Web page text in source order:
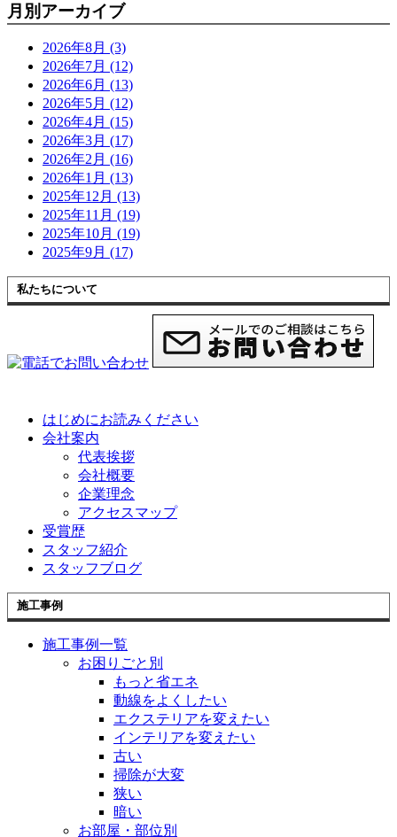
月別アーカイブ
2026年8月 (3)
2026年7月 (12)
2026年6月 (13)
2026年5月 (12)
2026年4月 (15)
2026年3月 (17)
2026年2月 (16)
2026年1月 (13)
2025年12月 (13)
2025年11月 (19)
2025年10月 (19)
2025年9月 (17)
私たちについて
はじめにお読みください
会社案内
代表挨拶
会社概要
企業理念
アクセスマップ
受賞歴
スタッフ紹介
スタッフブログ
施工事例
施工事例一覧
お困りごと別
もっと省エネ
動線をよくしたい
エクステリアを変えたい
インテリアを変えたい
古い
掃除が大変
狭い
暗い
お部屋・部位別